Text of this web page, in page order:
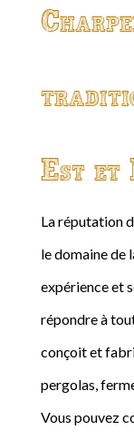
Est et
La réputation
le domaine de
expérience et
répondre à
conçoit et
pergolas,
Vous pouvez